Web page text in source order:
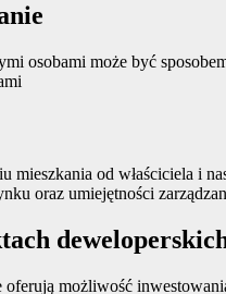
osobami może być
mieszkania od właściciela i
oraz umiejętności
możliwość